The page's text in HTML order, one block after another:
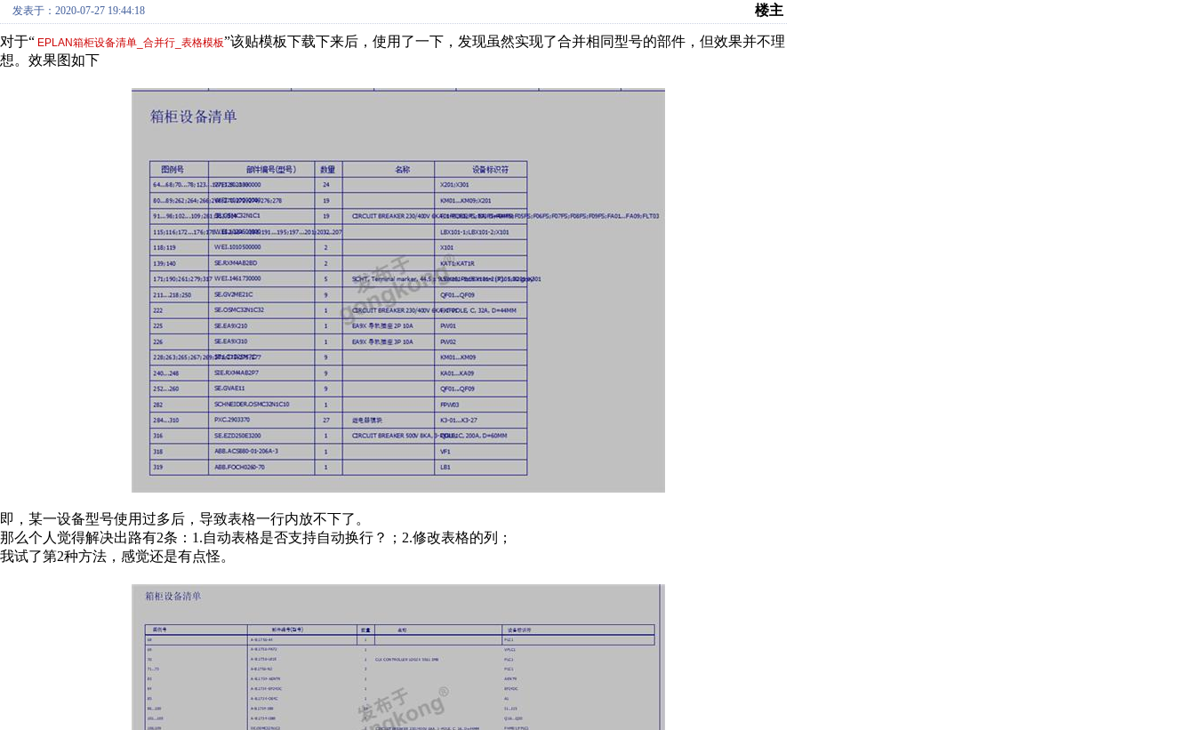
发表于：2020-07-27 19:44:18 楼主
对于“ EPLAN箱柜设备清单_合并行_表格模板”该贴模板下载下来后，使用了一下，发现虽然实现了合并相同型号的部件，但效果并不理
想。效果图如下
即，某一设备型号使用过多后，导致表格一行内放不下了。
那么个人觉得解决出路有2条：1.自动表格是否支持自动换行？；2.修改表格的列；
我试了第2种方法，感觉还是有点怪。